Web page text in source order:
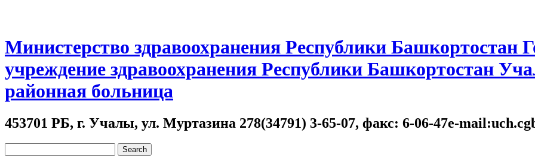
Министерство здравоохранения Республики Башкортостан
учреждение здравоохранения Республики Башкортостан
районная больница
453701 РБ, г. Учалы, ул. Муртазина 278(34791) 3-65-07, факс: 6-06-47e-